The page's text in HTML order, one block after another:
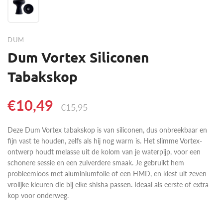
DUM
Dum Vortex Siliconen
Tabakskop
€10,49 €15,95
Deze Dum Vortex tabakskop is van siliconen, dus onbreekbaar en
fijn vast te houden, zelfs als hij nog warm is. Het slimme Vortex-
ontwerp houdt melasse uit de kolom van je waterpijp, voor een
schonere sessie en een zuiverdere smaak. Je gebruikt hem
probleemloos met aluminiumfolie of een HMD, en kiest uit zeven
vrolijke kleuren die bij elke shisha passen. Ideaal als eerste of extra
kop voor onderweg.